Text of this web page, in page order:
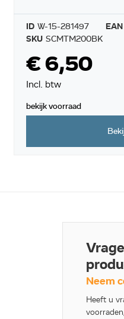
ID W-15-281497 EAN
SKU SCMTM200BK
€ 6,50
Incl. btw
bekijk voorraad
Neem
Heeft u